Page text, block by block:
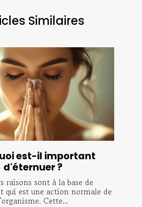
Similaires
est-il important
d'éternuer ?
raisons sont à la base de
qui est une action normale de
Cette...